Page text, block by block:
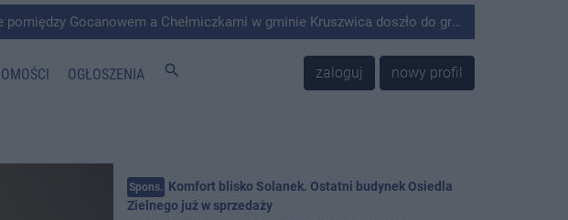
Gocanowem a Chełmiczkami w gminie Kruszwica doszło do groźnie wyglądającego zdarzenia.
OGŁOSZENIA search zaloguj nowy profil
Spons. Komfort blisko Solanek. Ostatni budynek Osiedla
Zielnego już w sprzedaży